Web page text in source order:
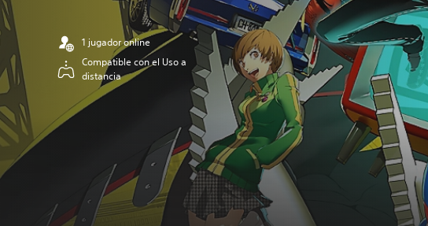
1 jugador online
Compatible con el Uso a
distancia